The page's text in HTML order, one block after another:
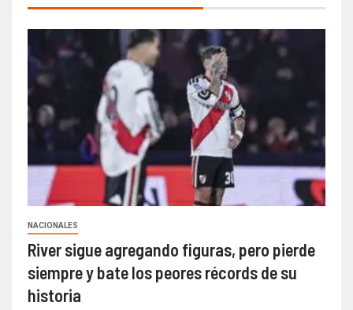
NACIONALES
River sigue agregando figuras, pero pierde
siempre y bate los peores récords de su
historia